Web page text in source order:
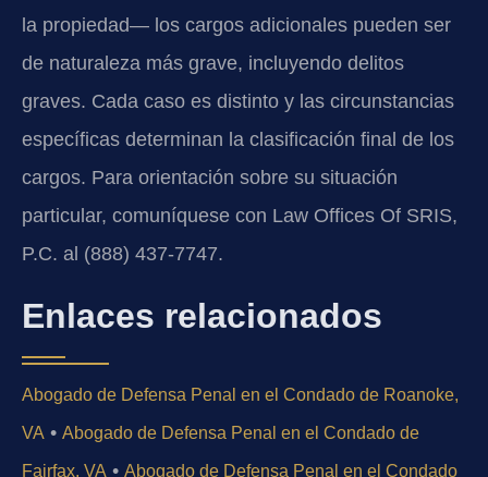
la propiedad— los cargos adicionales pueden ser
de naturaleza más grave, incluyendo delitos
graves. Cada caso es distinto y las circunstancias
específicas determinan la clasificación final de los
cargos. Para orientación sobre su situación
particular, comuníquese con Law Offices Of SRIS,
P.C. al (888) 437-7747.
Enlaces relacionados
Abogado de Defensa Penal en el Condado de Roanoke,
VA • Abogado de Defensa Penal en el Condado de
Fairfax, VA • Abogado de Defensa Penal en el Condado